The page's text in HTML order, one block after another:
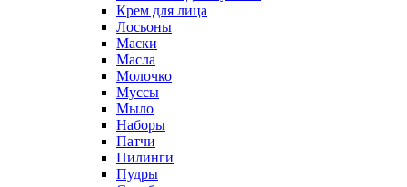
Крем для лица
Лосьоны
Маски
Масла
Молочко
Муссы
Мыло
Наборы
Патчи
Пилинги
Пудры